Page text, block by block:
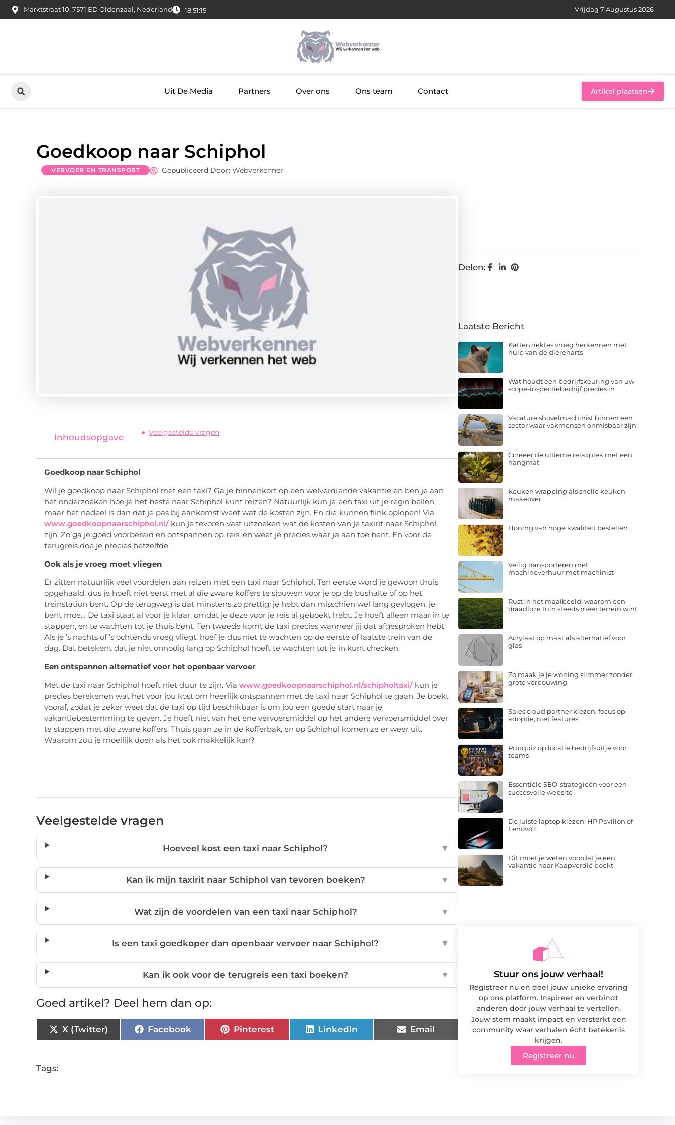
Marktstraat 10, 7571 ED Oldenzaal, Nederland 18:51:16 Vrijdag 7 Augustus 2026
Uit De Media Partners Over ons Ons team Contact Artikel plaatsen
Goedkoop naar Schiphol
VERVOER EN TRANSPORT Gepubliceerd Door: Webverkenner
Inhoudsopgave Veelgestelde vragen
Goedkoop naar Schiphol
Wil je goedkoop naar Schiphol met een taxi? Ga je binnenkort op een welverdiende vakantie en ben je aan
het onderzoeken hoe je het beste naar Schiphol kunt reizen? Natuurlijk kun je een taxi uit je regio bellen,
maar het nadeel is dan dat je pas bij aankomst weet wat de kosten zijn. En die kunnen flink oplopen! Via
www.goedkoopnaarschiphol.nl/ kun je tevoren vast uitzoeken wat de kosten van je taxirit naar Schiphol
zijn. Zo ga je goed voorbereid en ontspannen op reis, en weet je precies waar je aan toe bent. En voor de
terugreis doe je precies hetzelfde.
Ook als je vroeg moet vliegen
Er zitten natuurlijk veel voordelen aan reizen met een taxi naar Schiphol. Ten eerste word je gewoon thuis
opgehaald, dus je hoeft niet eerst met al die zware koffers te sjouwen voor je op de bushalte of op het
treinstation bent. Op de terugweg is dat minstens zo prettig: je hebt dan misschien wel lang gevlogen, je
bent moe… De taxi staat al voor je klaar, omdat je deze voor je reis al geboekt hebt. Je hoeft alleen maar in te
stappen, en te wachten tot je thuis bent. Ten tweede komt de taxi precies wanneer jij dat afgesproken hebt.
Als je ’s nachts of ’s ochtends vroeg vliegt, hoef je dus niet te wachten op de eerste of laatste trein van de
dag. Dat betekent dat je niet onnodig lang op Schiphol hoeft te wachten tot je in kunt checken.
Een ontspannen alternatief voor het openbaar vervoer
Met de taxi naar Schiphol hoeft niet duur te zijn. Via www.goedkoopnaarschiphol.nl/schipholtaxi/ kun je
precies berekenen wat het voor jou kost om heerlijk ontspannen met de taxi naar Schiphol te gaan. Je boekt
vooraf, zodat je zeker weet dat de taxi op tijd beschikbaar is om jou een goede start naar je
vakantiebestemming te geven. Je hoeft niet van het ene vervoersmiddel op het andere vervoersmiddel over
te stappen met die zware koffers. Thuis gaan ze in de kofferbak, en op Schiphol komen ze er weer uit.
Waarom zou je moeilijk doen als het ook makkelijk kan?
Veelgestelde vragen
Hoeveel kost een taxi naar Schiphol? ▼
Kan ik mijn taxirit naar Schiphol van tevoren boeken? ▼
Wat zijn de voordelen van een taxi naar Schiphol? ▼
Is een taxi goedkoper dan openbaar vervoer naar Schiphol? ▼
Kan ik ook voor de terugreis een taxi boeken? ▼
Goed artikel? Deel hem dan op:
X (Twitter) Facebook Pinterest LinkedIn Email
Tags:
Delen:
Laatste Bericht
Kattenziektes vroeg herkennen met
hulp van de dierenarts
Wat houdt een bedrijfskeuring van uw
scope-inspectiebedrijf precies in
Vacature shovelmachinist binnen een
sector waar vakmensen onmisbaar zijn
Ccreëer de ultieme relaxplek met een
hangmat
Keuken wrapping als snelle keuken
makeover
Honing van hoge kwaliteit bestellen
Veilig transporteren met
machineverhuur met machinist
Rust in het maaibeeld: waarom een
draadloze tuin steeds meer terrein wint
Acrylaat op maat als alternatief voor
glas
Zo maak je je woning slimmer zonder
grote verbouwing
Sales cloud partner kiezen: focus op
adoptie, niet features
Pubquiz op locatie bedrijfsuitje voor
teams
Essentiële SEO-strategieën voor een
succesvolle website
De juiste laptop kiezen: HP Pavilion of
Lenovo?
Dit moet je weten voordat je een
vakantie naar Kaapverdië boekt
Stuur ons jouw verhaal!
Registreer nu en deel jouw unieke ervaring
op ons platform. Inspireer en verbindt
anderen door jouw verhaal te vertellen.
Jouw stem maakt impact en versterkt een
community waar verhalen écht betekenis
krijgen.
Registreer nu